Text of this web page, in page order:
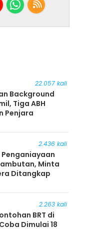
22.057 kali
Background
Tiga ABH
Penjara
2.436 kali
Minta
Ditangkap
2.263 kali
BRT di
Dimulai 18